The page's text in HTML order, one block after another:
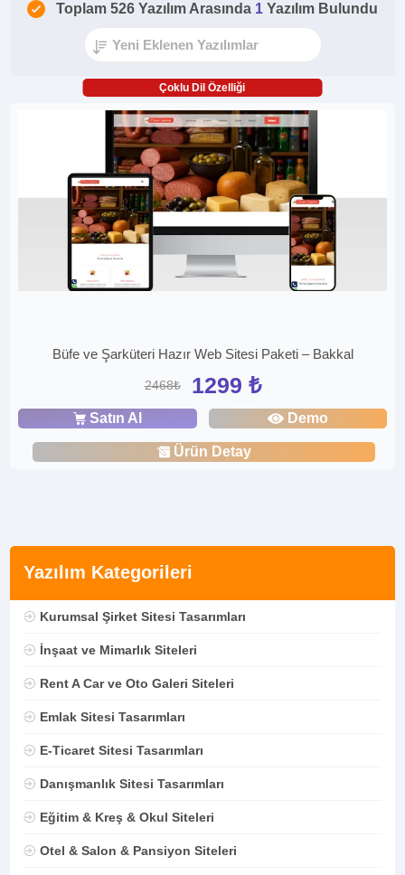
Yazılım Kategorileri
Kurumsal Şirket Sitesi Tasarımları
İnşaat ve Mimarlık Siteleri
Rent A Car ve Oto Galeri Siteleri
Emlak Sitesi Tasarımları
E-Ticaret Sitesi Tasarımları
Danışmanlık Sitesi Tasarımları
Eğitim & Kreş & Okul Siteleri
Otel & Salon & Pansiyon Siteleri
Toplam 526 Yazılım Arasında 1 Yazılım Bulundu
Çoklu Dil Özelliği
Büfe ve Şarküteri Hazır Web Sitesi Paketi – Bakkal
2468₺ 1299 ₺
Satın Al Demo
Ürün Detay